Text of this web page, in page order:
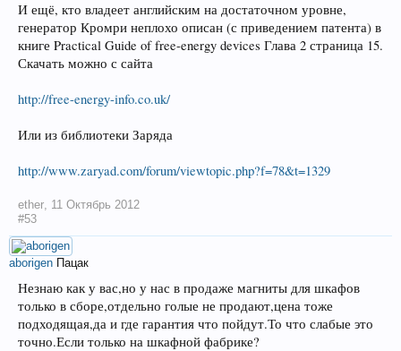
И ещё, кто владеет английским на достаточном уровне,
генератор Кромри неплохо описан (с приведением патента) в
книге Practical Guide of free-energy devices Глава 2 страница 15.
Скачать можно с сайта
http://free-energy-info.co.uk/
Или из библиотеки Заряда
http://www.zaryad.com/forum/viewtopic.php?f=78&t=1329
ether 11 Октябрь 2012
#53
aborigen Пацак
Незнаю как у вас,но у нас в продаже магниты для шкафов
только в сборе,отдельно голые не продают,цена тоже
подходящая,да и где гарантия что пойдут.То что слабые это
точно.Если только на шкафной фабрике?